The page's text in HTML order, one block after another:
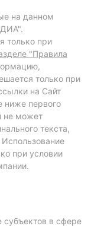
на данном
только при
"Правила
только при
на Сайт
ниже первого
не может
текста,
при условии
субъектов в сфере